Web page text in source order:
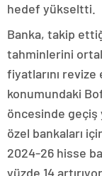
hedef yükseltti.
Banka, takip
tahminlerini
fiyatlarını revize
konumundaki
öncesinde geçiş
özel bankaları
2024-26 hisse
yüzde 14